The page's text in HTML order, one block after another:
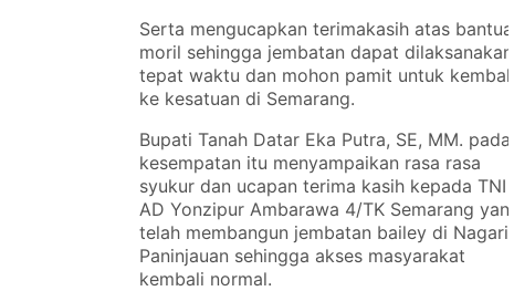
Serta mengucapkan terimakasih atas bantuan
moril sehingga jembatan dapat dilaksanakan
tepat waktu dan mohon pamit untuk kembali
ke kesatuan di Semarang.
Bupati Tanah Datar Eka Putra, SE, MM. pada
kesempatan itu menyampaikan rasa rasa
syukur dan ucapan terima kasih kepada TNI
AD Yonzipur Ambarawa 4/TK Semarang yang
telah membangun jembatan bailey di Nagari
Paninjauan sehingga akses masyarakat
kembali normal.